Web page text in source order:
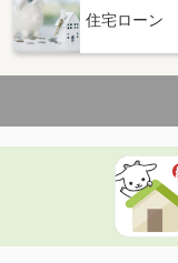
住宅ローン